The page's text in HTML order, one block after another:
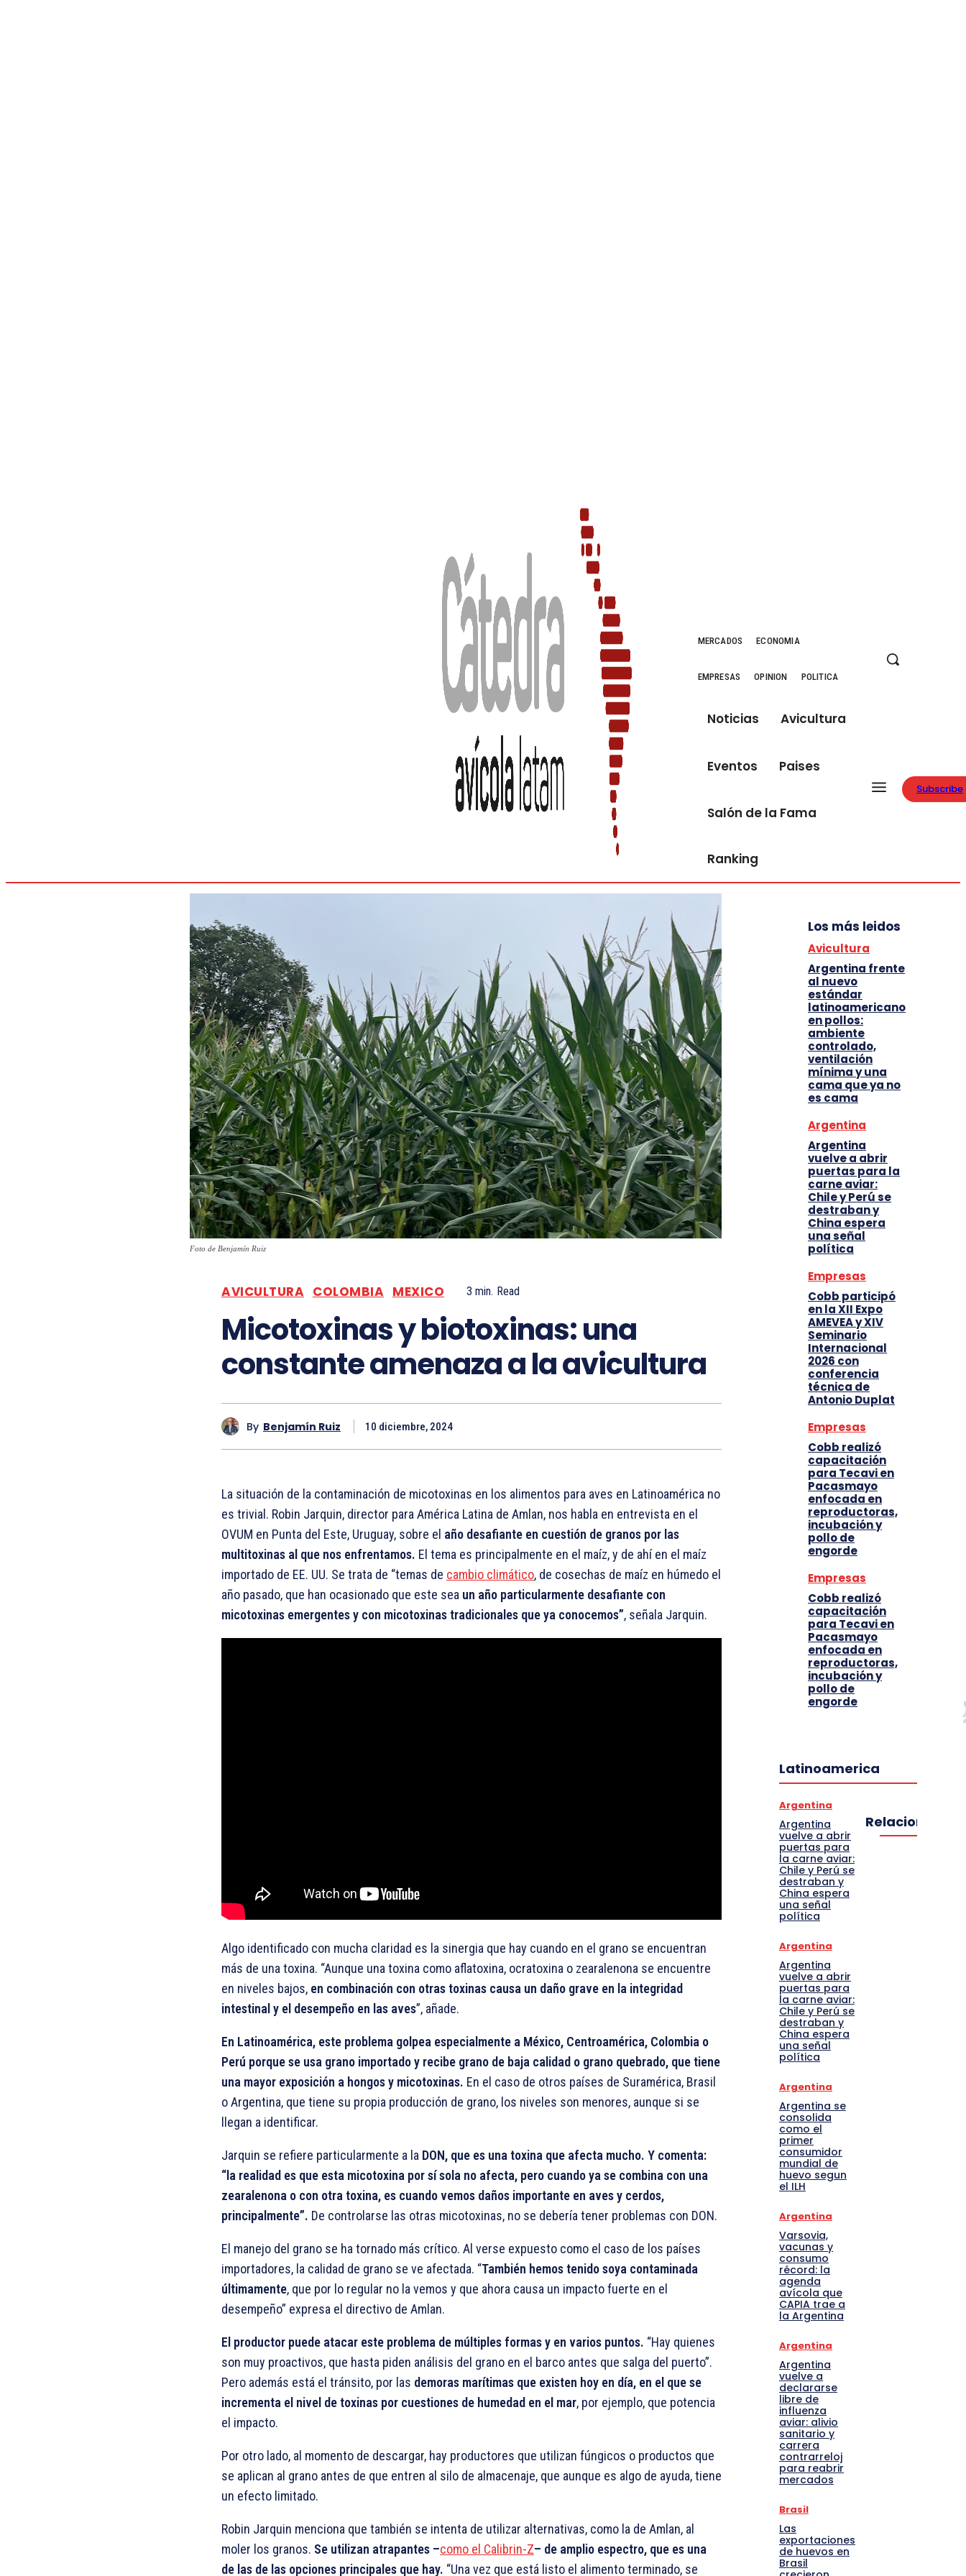
MERCADOS ECONOMIA
EMPRESAS OPINION POLITICA
Noticias Avicultura
Eventos Paises
Salón de la Fama
Ranking
Subscribe
Foto de Benjamín Ruiz
AVICULTURA COLOMBIA MEXICO 3 min. Read
Micotoxinas y biotoxinas: una
constante amenaza a la avicultura
By Benjamín Ruiz 10 diciembre, 2024
La situación de la contaminación de micotoxinas en los alimentos para aves en Latinoamérica no
es trivial. Robin Jarquin, director para América Latina de Amlan, nos habla en entrevista en el
OVUM en Punta del Este, Uruguay, sobre el año desafiante en cuestión de granos por las
multitoxinas al que nos enfrentamos. El tema es principalmente en el maíz, y de ahí en el maíz
importado de EE. UU. Se trata de “temas de cambio climático, de cosechas de maíz en húmedo el
año pasado, que han ocasionado que este sea un año particularmente desafiante con
micotoxinas emergentes y con micotoxinas tradicionales que ya conocemos”, señala Jarquin.
Algo identificado con mucha claridad es la sinergia que hay cuando en el grano se encuentran
más de una toxina. “Aunque una toxina como aflatoxina, ocratoxina o zearalenona se encuentre
en niveles bajos, en combinación con otras toxinas causa un daño grave en la integridad
intestinal y el desempeño en las aves”, añade.
En Latinoamérica, este problema golpea especialmente a México, Centroamérica, Colombia o
Perú porque se usa grano importado y recibe grano de baja calidad o grano quebrado, que tiene
una mayor exposición a hongos y micotoxinas. En el caso de otros países de Suramérica, Brasil
o Argentina, que tiene su propia producción de grano, los niveles son menores, aunque si se
llegan a identificar.
Jarquin se refiere particularmente a la DON, que es una toxina que afecta mucho. Y comenta:
“la realidad es que esta micotoxina por sí sola no afecta, pero cuando ya se combina con una
zearalenona o con otra toxina, es cuando vemos daños importante en aves y cerdos,
principalmente”. De controlarse las otras micotoxinas, no se debería tener problemas con DON.
El manejo del grano se ha tornado más crítico. Al verse expuesto como el caso de los países
importadores, la calidad de grano se ve afectada. “También hemos tenido soya contaminada
últimamente, que por lo regular no la vemos y que ahora causa un impacto fuerte en el
desempeño” expresa el directivo de Amlan.
El productor puede atacar este problema de múltiples formas y en varios puntos. “Hay quienes
son muy proactivos, que hasta piden análisis del grano en el barco antes que salga del puerto”.
Pero además está el tránsito, por las demoras marítimas que existen hoy en día, en el que se
incrementa el nivel de toxinas por cuestiones de humedad en el mar, por ejemplo, que potencia
el impacto.
Por otro lado, al momento de descargar, hay productores que utilizan fúngicos o productos que
se aplican al grano antes de que entren al silo de almacenaje, que aunque es algo de ayuda, tiene
un efecto limitado.
Robin Jarquin menciona que también se intenta de utilizar alternativas, como la de Amlan, al
moler los granos. Se utilizan atrapantes –como el Calibrin-Z– de amplio espectro, que es una
de las de las opciones principales que hay. “Una vez que está listo el alimento terminado, se
Los más leidos
Avicultura
Argentina frente
al nuevo
estándar
latinoamericano
en pollos:
ambiente
controlado,
ventilación
mínima y una
cama que ya no
es cama
Argentina
Argentina
vuelve a abrir
puertas para la
carne aviar:
Chile y Perú se
destraban y
China espera
una señal
política
Empresas
Cobb participó
en la XII Expo
AMEVEA y XIV
Seminario
Internacional
2026 con
conferencia
técnica de
Antonio Duplat
Empresas
Cobb realizó
capacitación
para Tecavi en
Pacasmayo
enfocada en
reproductoras,
incubación y
pollo de
engorde
Empresas
Cobb realizó
capacitación
para Tecavi en
Pacasmayo
enfocada en
reproductoras,
incubación y
pollo de
engorde
Latinoamerica
Argentina
Argentina
vuelve a abrir
puertas para
la carne aviar:
Chile y Perú se
destraban y
China espera
una señal
política
Argentina
Argentina
vuelve a abrir
puertas para
la carne aviar:
Chile y Perú se
destraban y
China espera
una señal
política
Argentina
Argentina se
consolida
como el
primer
consumidor
mundial de
huevo segun
el ILH
Argentina
Varsovia,
vacunas y
consumo
récord: la
agenda
avícola que
CAPIA trae a
la Argentina
Argentina
Argentina
vuelve a
declararse
libre de
influenza
aviar: alivio
sanitario y
carrera
contrarreloj
para reabrir
mercados
Brasil
Las
exportaciones
de huevos en
Brasil
Relacionado